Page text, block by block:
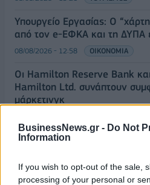
BusinessNews.gr - Do Not
Information
If you wish to opt-out of the sale,
processing of your personal or
Υπουργείο Εργασίας: Ο
από τον e-ΕΦΚΑ και τη ΔΥΠΑ
08/08/2026 - 12:58 ΟΙΚΟΝΟΜΙΑ
Οι Hamilton Reserve Bank
Hamilton Ltd. συνάπτουν
μάρκετινγκ
Χρηματιστήριο Αθηνών:
08/08/2026 - 12:36 ΟΙΚΟΝΟΜΙΑ